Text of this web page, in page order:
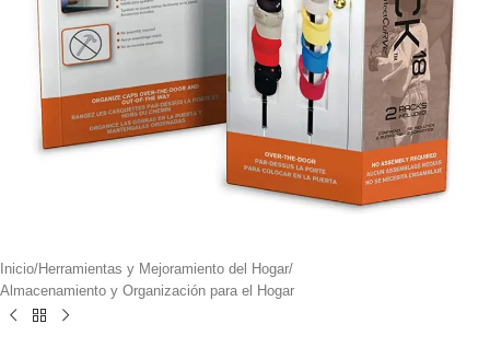
Inicio/Herramientas y Mejoramiento del Hogar/
Almacenamiento y Organización para el Hogar